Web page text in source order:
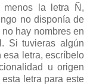
menos la letra Ñ,
no disponía de
hay nombres en
Si tuvieras algún
esa letra, escríbelo
u origen
letra para este